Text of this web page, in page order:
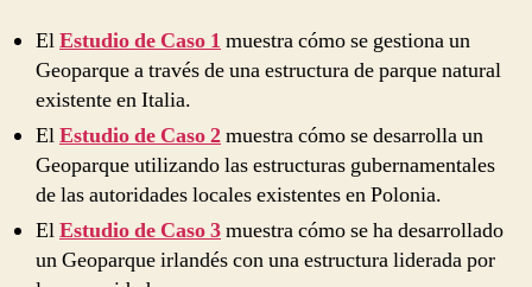
ElEstudio de Caso 1 muestra cómo se gestiona un
Geoparque a través de una estructura de parque natural
existente en Italia.
ElEstudio de Caso 2muestra cómo se desarrolla un
Geoparque utilizando las estructuras gubernamentales
de las autoridades locales existentes en Polonia.
ElEstudio de Caso 3muestra cómo se ha desarrollado
un Geoparque irlandés con una estructura liderada por